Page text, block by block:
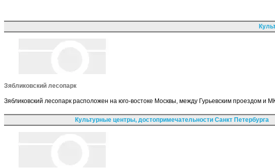
Зябликовский лесопарк
Зябликовский лесопарк расположен на юго-востоке Москвы, между Гурьевским проездом и
Культурные центры, достопримечательности Санкт Петербурга